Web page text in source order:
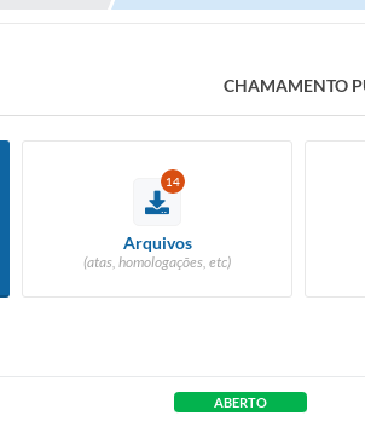
CHAMAMENTO
14
Arquivos
(atas, homologações, etc)
ABERTO